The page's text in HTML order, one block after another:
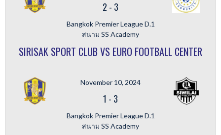
2 - 3
Bangkok Premier League D.1
สนาม SS Academy
SIRISAK SPORT CLUB VS EURO FOOTBALL CENTER
November 10, 2024
1 - 3
Bangkok Premier League D.1
สนาม SS Academy